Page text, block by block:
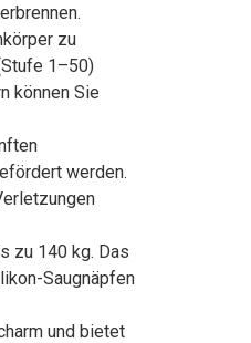
zu
1–50)
können Sie
werden.
zu 140 kg. Das
Saugnäpfen
und bietet